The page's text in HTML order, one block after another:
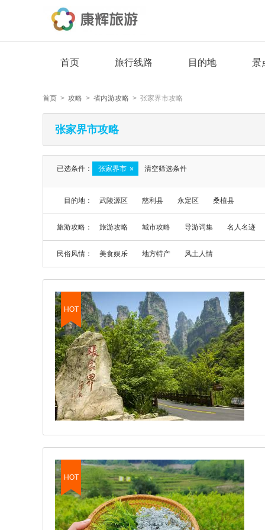
首页 旅行线路 目的地 景
首页 > 攻略 > 省内游攻略 > 张家界市攻略
张家界市攻略
已选条件： 张家界市 清空筛选条件
目的地： 武陵源区 慈利县 永定区 桑植县
旅游攻略： 旅游攻略 城市攻略 导游词集 名人名迹
民俗风情： 美食娱乐 地方特产 风土人情
HOT
HOT